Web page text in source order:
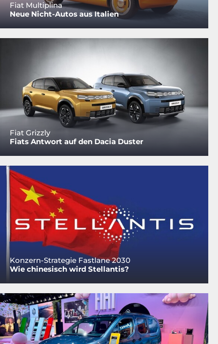
Fiat Multiplina
Neue Nicht-Autos aus Italien
Fiat Grizzly
Fiats Antwort auf den Dacia Duster
Konzern-Strategie Fastlane 2030
Wie chinesisch wird Stellantis?